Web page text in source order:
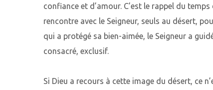
confiance et d’amour. C’est le rappel du
rencontre avec le Seigneur, seuls au désert,
qui a protégé sa bien-aimée, le Seigneur a
consacré, exclusif.
Si Dieu a recours à cette image du désert, ce